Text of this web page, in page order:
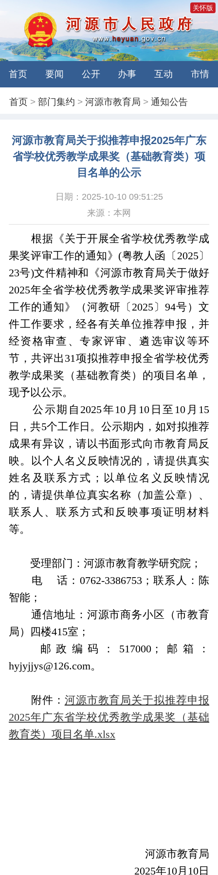
关怀版
首页 要闻 公开 办事 互动 市情
首页 >部门集约 >河源市教育局 >通知公告
河源市教育局关于拟推荐申报2025年广东
省学校优秀教学成果奖（基础教育类）项
目名单的公示
日期：2025-10-10 09:51:25
来源：本网
根据《关于开展全省学校优秀教学成
果奖评审工作的通知》(粤教人函〔2025〕
23号)文件精神和《河源市教育局关于做好
2025年全省学校优秀教学成果奖评审推荐
工作的通知》（河教研〔2025〕94号）文
件工作要求，经各有关单位推荐申报，并
经资格审查、专家评审、遴选审议等环
节，共评出31项拟推荐申报全省学校优秀
教学成果奖（基础教育类）的项目名单，
现予以公示。
公示期自2025年10月10日至10月15
日，共5个工作日。公示期内，如对拟推荐
成果有异议，请以书面形式向市教育局反
映。以个人名义反映情况的，请提供真实
姓名及联系方式；以单位名义反映情况
的，请提供单位真实名称（加盖公章）、
联系人、联系方式和反映事项证明材料
等。
受理部门：河源市教育教学研究院；
电 话：0762-3386753；联系人：陈
智能；
通信地址：河源市商务小区（市教育
局）四楼415室；
邮政编码：517000；邮箱：
hyjyjjys@126.com。
附件： 河源市教育局关于拟推荐申报
2025年广东省学校优秀教学成果奖（基础
教育类）项目名单.xlsx
河源市教育局
2025年10月10日